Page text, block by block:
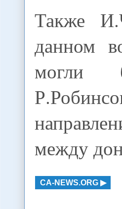
Также
данном
могли
между
CA-NEWS.ORG